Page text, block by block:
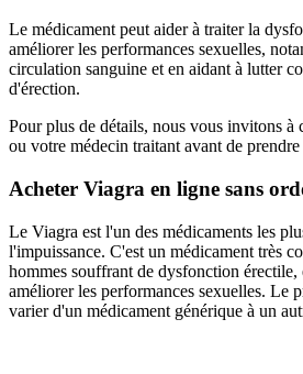
Le médicament peut aider à traiter la
améliorer les performances sexuelles,
circulation sanguine et en aidant à lutter
d'érection.
Pour plus de détails, nous vous invitons à
ou votre médecin traitant avant de
Acheter Viagra en ligne sans
Le Viagra est l'un des médicaments les
l'impuissance. C'est un médicament très
hommes souffrant de dysfonction érectile,
améliorer les performances sexuelles. Le
varier d'un médicament générique à un